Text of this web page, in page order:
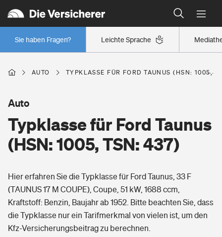
Leichte Sprache
Sie haben Fragen?
Wer versichert was: Jetzt Versicherer finden
Regionalklassen: So ist Ihre Region eingestuft
Wer versichert was: Jetzt Versicherer finden
Berufsunfähigkeitsversicherung
Erwerbsunfähigkeitsversicherung
Grundfähigkeitsversicherung
Arbeitsrechtsschutz
Berufshaftpflichtversicherung
Wohnen
Elementarversicherung
Freizeit
Pri­vate Haft­pflicht­
Gesundheit
AUTO TYPKLASSE FÜR FORD TAUNUS (HSN: 1005,
Typklasse für Ford Taunus
(HSN: 1005, TSN: 437)
Auto
Hier erfahren Sie die Typklasse für Ford Taunus, 33 F
(TAUNUS 17 M COUPE), Coupe, 51 kW, 1688 ccm,
Kraftstoff: Benzin, Baujahr ab 1952. Bitte beachten Sie, dass
die Typklasse nur ein Tarifmerkmal von vielen ist, um den
Kfz-Versicherungsbeitrag zu berechnen.